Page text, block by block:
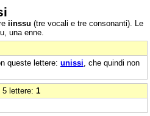
iinssu (tre vocali e tre consonanti). Le
una enne.
queste lettere: unissi , che quindi non
5 lettere: 1